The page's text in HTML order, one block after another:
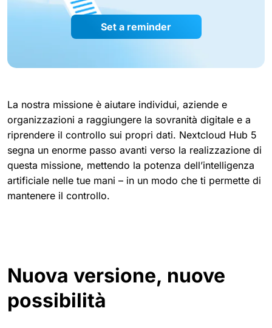
Set a reminder
La nostra missione è aiutare individui, aziende e
organizzazioni a raggiungere la sovranità digitale e a
riprendere il controllo sui propri dati. Nextcloud Hub 5
segna un enorme passo avanti verso la realizzazione di
questa missione, mettendo la potenza dell’intelligenza
artificiale nelle tue mani – in un modo che ti permette di
mantenere il controllo.
Nuova versione, nuove
possibilità